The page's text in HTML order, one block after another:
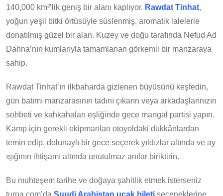
140,000 km²’lik geniş bir alanı kaplıyor. Rawdat Tinhat,
yoğun yeşil bitki örtüsüyle süslenmiş, aromatik lalelerle
donatılmış güzel bir alan. Kuzey ve doğu tarafında Nefud Ad
Dahna’nın kumlarıyla tamamlanan görkemli bir manzaraya
sahip.
Rawdat Tinhat’ın ilkbaharda gizlenen büyüsünü keşfedin,
gün batımı manzarasının tadını çıkarın veya arkadaşlarınızın
sohbeti ve kahkahaları eşliğinde gece mangal partisi yapın.
Kamp için gerekli ekipmanları otoyoldaki dükkânlardan
temin edip, dolunaylı bir gece seçerek yıldızlar altında ve ay
ışığının ihtişamı altında unutulmaz anılar biriktirin.
Bu muhteşem tarihe ve doğaya şahitlik etmek isterseniz